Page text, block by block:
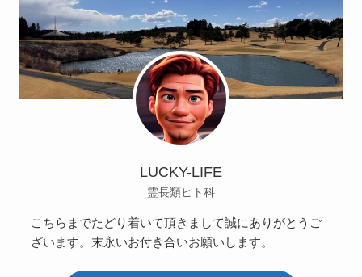
LUCKY-LIFE
霊長類ヒト科
こちらまでたどり着いて頂きまして誠にありがとうご
ざいます。末永いお付き合いお願いします。